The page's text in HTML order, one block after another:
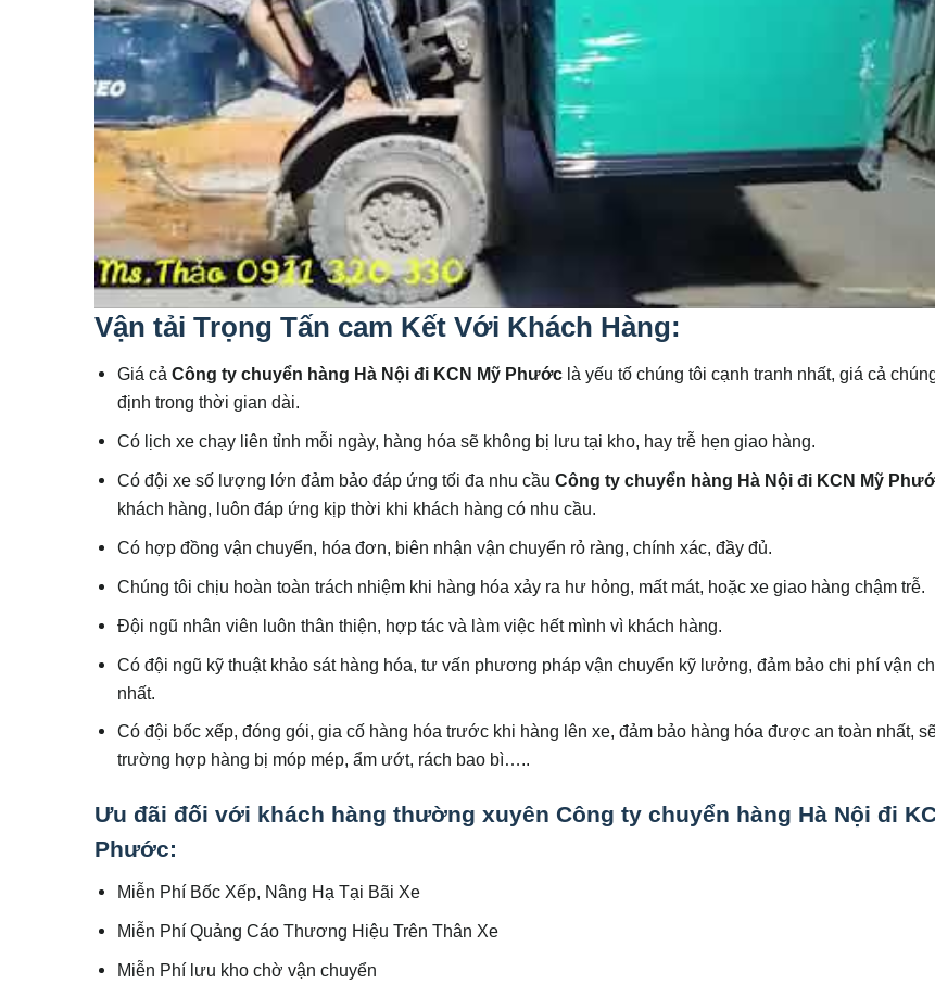
Vận tải Trọng Tấn cam Kết Với Khách Hàng:
Giá cảCông ty chuyển hàng Hà Nội đi KCN Mỹ Phước là yếu tố chúng tôi cạnh tranh nhất, giá cả
định trong thời gian dài.
Có lịch xe chạy liên tỉnh mỗi ngày, hàng hóa sẽ không bị lưu tại kho, hay trễ hẹn giao hàng.
Có đội xe số lượng lớn đảm bảo đáp ứng tối đa nhu cầuCông ty chuyển hàng Hà Nội đi KCN Mỹ
khách hàng, luôn đáp ứng kịp thời khi khách hàng có nhu cầu.
Có hợp đồng vận chuyển, hóa đơn, biên nhận vận chuyển rỏ ràng, chính xác, đầy đủ.
Chúng tôi chịu hoàn toàn trách nhiệm khi hàng hóa xảy ra hư hỏng, mất mát, hoặc xe giao hàng chậm trễ.
Đội ngũ nhân viên luôn thân thiện, hợp tác và làm việc hết mình vì khách hàng.
Có đội ngũ kỹ thuật khảo sát hàng hóa, tư vấn phương pháp vận chuyển kỹ lưởng, đảm bảo chi phí vận
nhất.
Có đội bốc xếp, đóng gói, gia cố hàng hóa trước khi hàng lên xe, đảm bảo hàng hóa được an toàn nhất,
trường hợp hàng bị móp mép, ẩm ướt, rách bao bì…..
Ưu đãi đối với khách hàng thường xuyên Công ty chuyển hàng Hà Nội đi
Phước:
Miễn Phí Bốc Xếp, Nâng Hạ Tại Bãi Xe
Miễn Phí Quảng Cáo Thương Hiệu Trên Thân Xe
Miễn Phí lưu kho chờ vận chuyển